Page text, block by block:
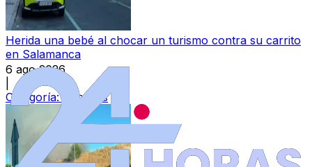
Herida una bebé al chocar un turismo contra su carrito
en Salamanca
6 ago 2026
Categoría: Sucesos